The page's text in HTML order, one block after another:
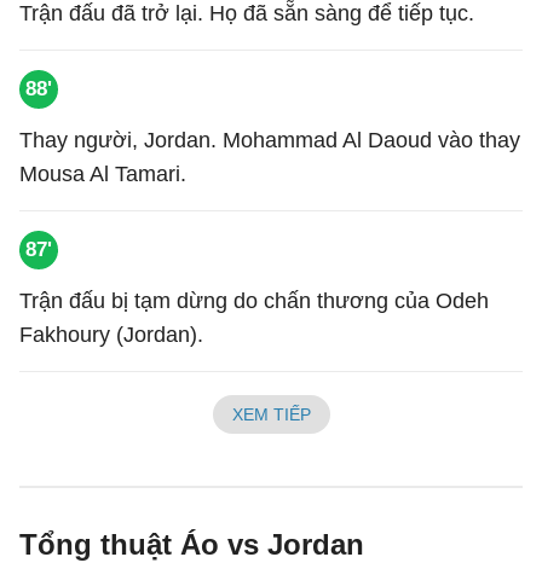
Trận đấu đã trở lại. Họ đã sẵn sàng để tiếp tục.
88'
Thay người, Jordan. Mohammad Al Daoud vào thay
Mousa Al Tamari.
87'
Trận đấu bị tạm dừng do chấn thương của Odeh
Fakhoury (Jordan).
XEM TIẾP
Tổng thuật Áo vs Jordan